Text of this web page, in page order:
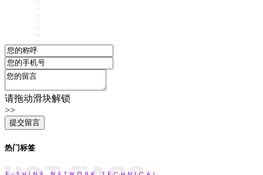
请拖动滑块解锁
>>
热门标签